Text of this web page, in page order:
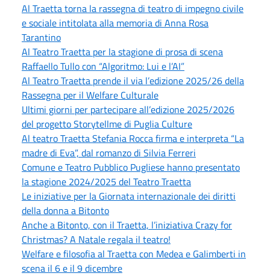
Al Traetta torna la rassegna di teatro di impegno civile
e sociale intitolata alla memoria di Anna Rosa
Tarantino
Al Teatro Traetta per la stagione di prosa di scena
Raffaello Tullo con “Algoritmo: Lui e l’AI”
Al Teatro Traetta prende il via l’edizione 2025/26 della
Rassegna per il Welfare Culturale
Ultimi giorni per partecipare all’edizione 2025/2026
del progetto Storytellme di Puglia Culture
Al teatro Traetta Stefania Rocca firma e interpreta “La
madre di Eva”, dal romanzo di Silvia Ferreri
Comune e Teatro Pubblico Pugliese hanno presentato
la stagione 2024/2025 del Teatro Traetta
Le iniziative per la Giornata internazionale dei diritti
della donna a Bitonto
Anche a Bitonto, con il Traetta, l’iniziativa Crazy for
Christmas? A Natale regala il teatro!
Welfare e filosofia al Traetta con Medea e Galimberti in
scena il 6 e il 9 dicembre